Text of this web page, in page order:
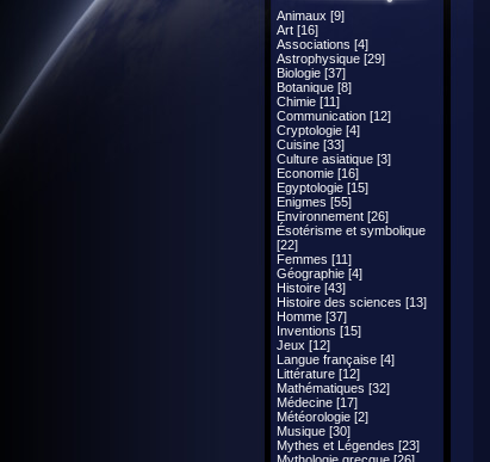
Animaux [9]
Art [16]
Associations [4]
Astrophysique [29]
Biologie [37]
Botanique [8]
Chimie [11]
Communication [12]
Cryptologie [4]
Cuisine [33]
Culture asiatique [3]
Economie [16]
Egyptologie [15]
Enigmes [55]
Environnement [26]
Ésotérisme et symbolique
[22]
Femmes [11]
Géographie [4]
Histoire [43]
Histoire des sciences [13]
Homme [37]
Inventions [15]
Jeux [12]
Langue française [4]
Littérature [12]
Mathématiques [32]
Médecine [17]
Météorologie [2]
Musique [30]
Mythes et Légendes [23]